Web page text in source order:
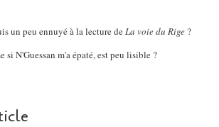
un peu ennuyé à la lecture deLa voie du Rige ?
si N'Guessan m'a épaté, est peu lisible ?